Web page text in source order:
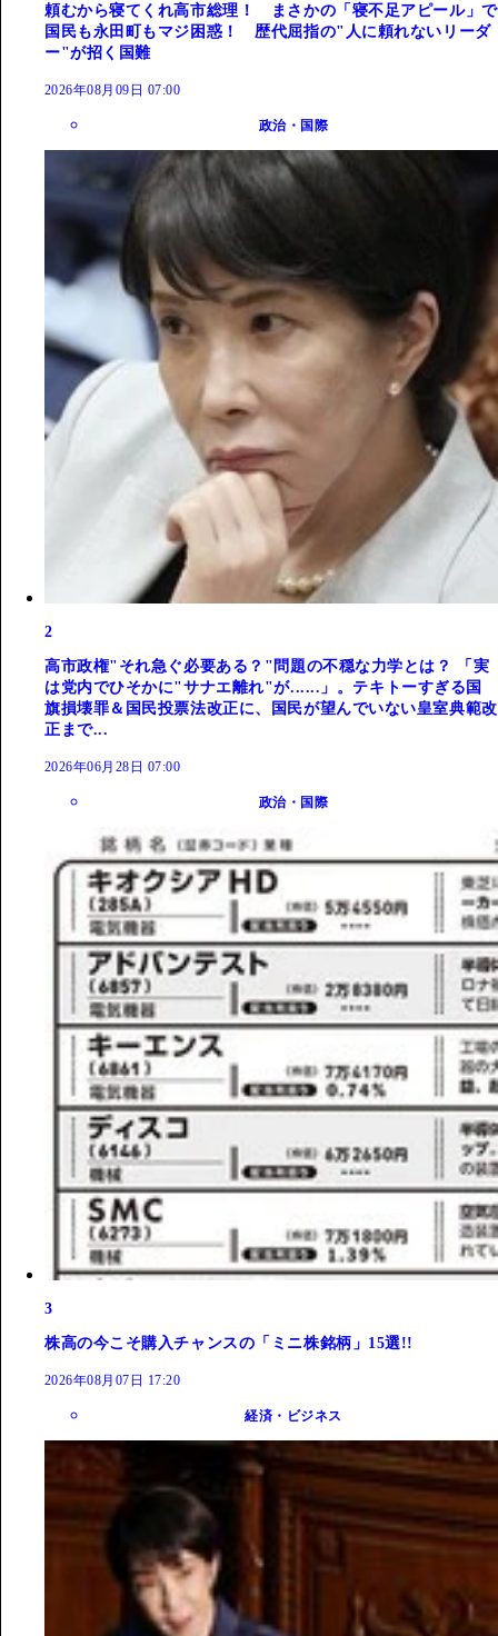
頼むから寝てくれ高市総理！ まさかの「寝不足アピール」で
国民も永田町もマジ困惑！ 歴代屈指の"人に頼れないリーダ
ー"が招く国難
2026年08月09日 07:00
政治・国際
2
高市政権"それ急ぐ必要ある？"問題の不穏な力学とは？ 「実
は党内でひそかに"サナエ離れ"が......」。テキトーすぎる国
旗損壊罪＆国民投票法改正に、国民が望んでいない皇室典範改
正まで...
2026年06月28日 07:00
政治・国際
3
株高の今こそ購入チャンスの「ミニ株銘柄」15選!!
2026年08月07日 17:20
経済・ビジネス